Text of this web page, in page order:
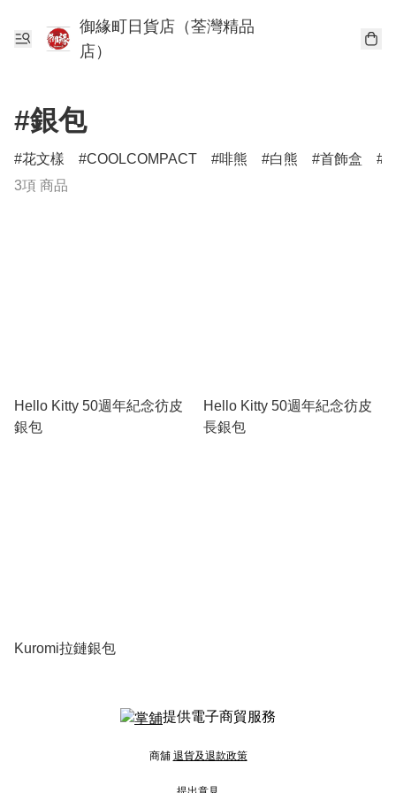
御緣町日貨店（荃灣精品
店）
#銀包
花文樣 COOLCOMPACT 啡熊 白熊 首飾盒
3項 商品
Hello Kitty 50週年紀念彷皮
銀包
Hello Kitty 50週年紀念彷皮
長銀包
Kuromi拉鏈銀包
提供電子商貿服務
商舖 退貨及退款政策